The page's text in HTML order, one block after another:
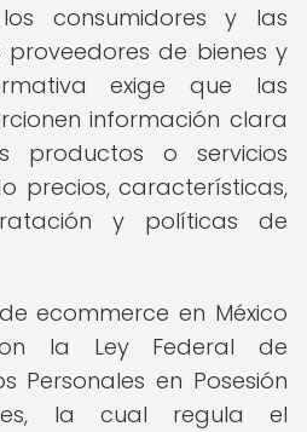
consumidores y las
de bienes y
exige que las
información clara
productos o servicios
precios, características,
y políticas de
ecommerce en México
la Ley Federal de
Personales en Posesión
la cual regula el